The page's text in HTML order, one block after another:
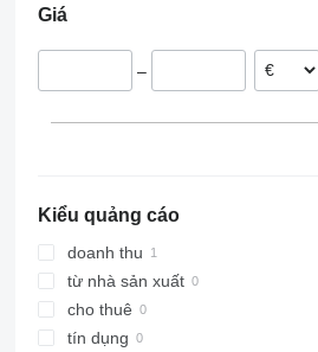
Axial-Flow
7350
8300
8400
8500
8600
9500
Giá
–
Kiểu quảng cáo
doanh thu
từ nhà sản xuất
cho thuê
tín dụng